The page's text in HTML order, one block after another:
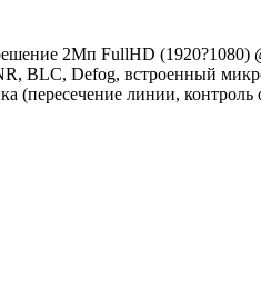
2Мп FullHD (1920?1080)
BLC, Defog, встроенный
(пересечение линии,